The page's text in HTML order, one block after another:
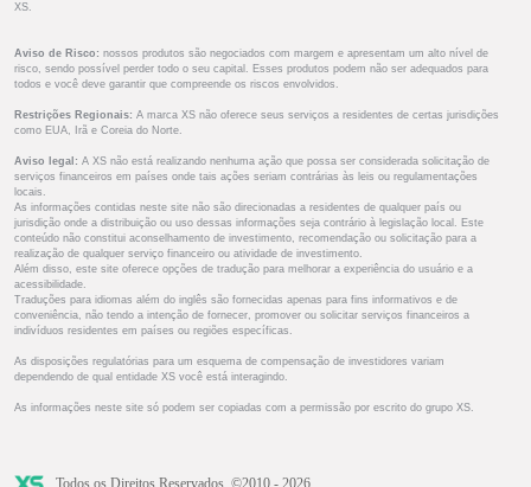
XS.
Aviso de Risco: nossos produtos são negociados com margem e apresentam um alto nível de
risco, sendo possível perder todo o seu capital. Esses produtos podem não ser adequados para
todos e você deve garantir que compreende os riscos envolvidos.
Restrições Regionais: A marca XS não oferece seus serviços a residentes de certas jurisdições
como EUA, Irã e Coreia do Norte.
Aviso legal: A XS não está realizando nenhuma ação que possa ser considerada solicitação de
serviços financeiros em países onde tais ações seriam contrárias às leis ou regulamentações
locais.
As informações contidas neste site não são direcionadas a residentes de qualquer país ou
jurisdição onde a distribuição ou uso dessas informações seja contrário à legislação local. Este
conteúdo não constitui aconselhamento de investimento, recomendação ou solicitação para a
realização de qualquer serviço financeiro ou atividade de investimento.
Além disso, este site oferece opções de tradução para melhorar a experiência do usuário e a
acessibilidade.
Traduções para idiomas além do inglês são fornecidas apenas para fins informativos e de
conveniência, não tendo a intenção de fornecer, promover ou solicitar serviços financeiros a
indivíduos residentes em países ou regiões específicas.
As disposições regulatórias para um esquema de compensação de investidores variam
dependendo de qual entidade XS você está interagindo.
As informações neste site só podem ser copiadas com a permissão por escrito do grupo XS.
Todos os Direitos Reservados. ©2010 - 2026